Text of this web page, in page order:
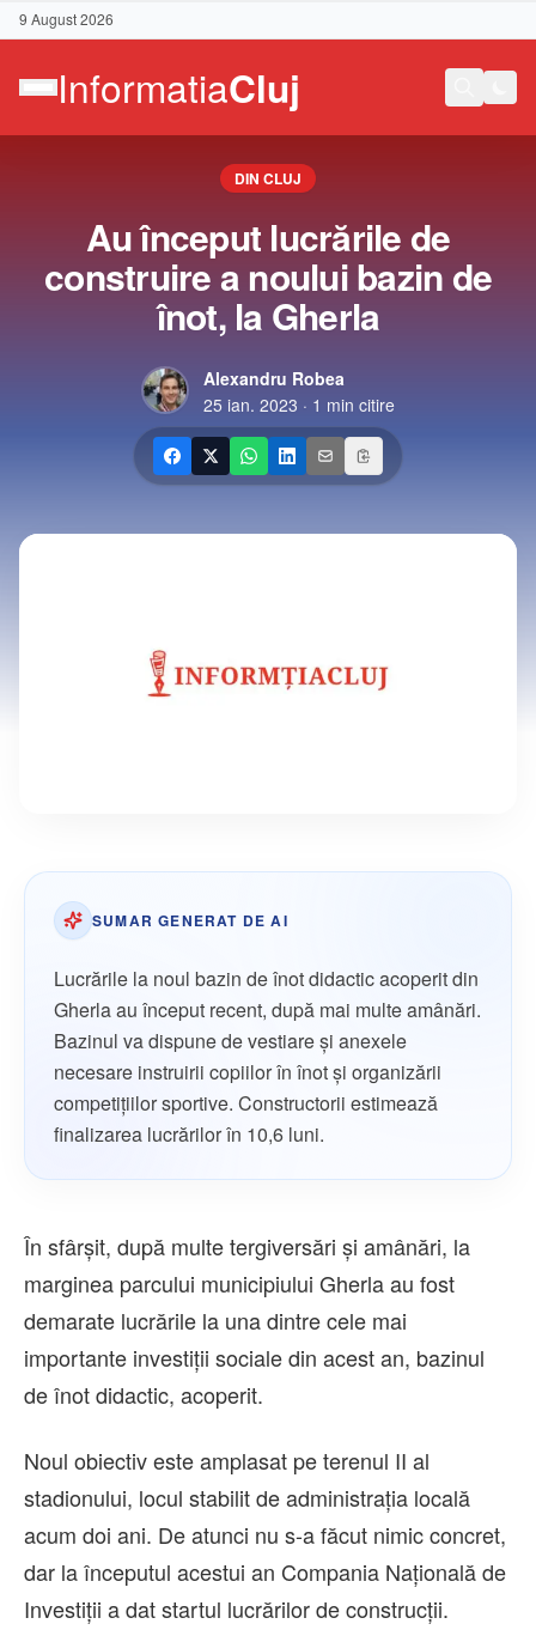
9 August 2026
DIN CLUJ
Au început lucrările de
construire a noului bazin de
înot, la Gherla
Alexandru Robea
25 ian. 2023 · 1 min citire
SUMAR GENERAT DE AI
Lucrările la noul bazin de înot didactic acoperit din
Gherla au început recent, după mai multe amânări.
Bazinul va dispune de vestiare și anexele
necesare instruirii copiilor în înot și organizării
competițiilor sportive. Constructorii estimează
finalizarea lucrărilor în 10,6 luni.
În sfârșit, după multe tergiversări și amânări, la
marginea parcului municipiului Gherla au fost
demarate lucrările la una dintre cele mai
importante investiții sociale din acest an, bazinul
de înot didactic, acoperit.
Noul obiectiv este amplasat pe terenul II al
stadionului, locul stabilit de administrația locală
acum doi ani. De atunci nu s-a făcut nimic concret,
dar la începutul acestui an Compania Națională de
Investiții a dat startul lucrărilor de construcții.